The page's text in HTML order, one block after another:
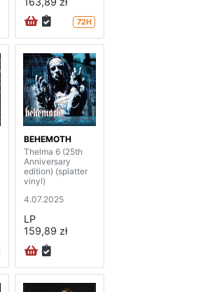
72H
BEHEMOTH
Thelma 6 (25th
Anniversary
edition) (splatter
vinyl)
4.07.2025
LP
159,89 zł